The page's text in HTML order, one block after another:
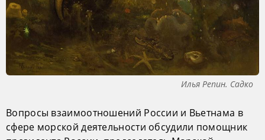
Илья Репин. Садко
Вопросы взаимоотношений России и Вьетнама в
сфере морской деятельности обсудили помощник